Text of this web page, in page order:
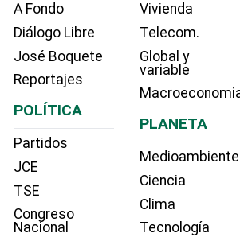
A Fondo
Diálogo Libre
José Boquete
Reportajes
POLÍTICA
Partidos
JCE
TSE
Congreso
Nacional
Vivienda
Telecom.
Global y
variable
PLANETA
Medioambiente
Ciencia
Clima
Tecnología